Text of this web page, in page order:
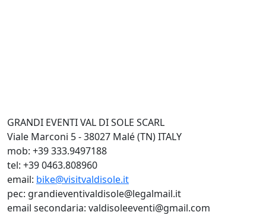
GRANDI EVENTI VAL DI SOLE SCARL
Viale Marconi 5 - 38027 Malé (TN) ITALY
mob: +39 333.9497188
tel: +39 0463.808960
email: bike@visitvaldisole.it
pec: grandieventivaldisole@legalmail.it
email secondaria: valdisoleeventi@gmail.com